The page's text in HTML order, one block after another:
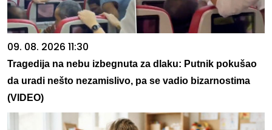
09. 08. 2026 11:30
Tragedija na nebu izbegnuta za dlaku: Putnik pokušao
da uradi nešto nezamislivo, pa se vadio bizarnostima
(VIDEO)